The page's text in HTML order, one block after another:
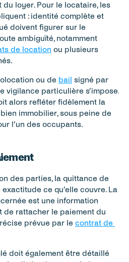
loyer. Pour le locataire, les
: identité complète et
doivent figurer sur le
ambiguïté, notamment
de location ou plusieurs
ou de bail signé par
vigilance particulière s’impose.
alors refléter fidèlement la
immobilier, sous peine de
l’un des occupants.
des parties, la quittance de
ce qu’elle couvre. La
est une information
de rattacher le paiement du
prévue par le contrat de
doit également être détaillé